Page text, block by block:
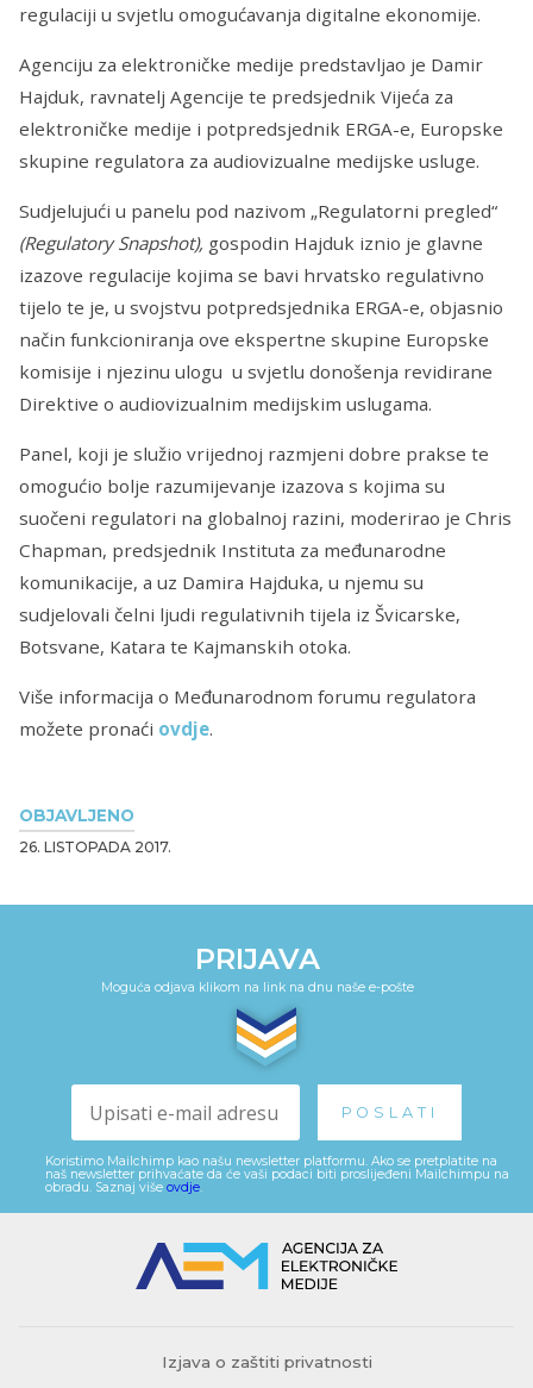
OBJAVLJENO
26. LISTOPADA 2017.
regulaciji u svjetlu omogućavanja digitalne ekonomije.
Agenciju za elektroničke medije predstavljao je Damir
Hajduk, ravnatelj Agencije te predsjednik Vijeća za
elektroničke medije i potpredsjednik ERGA-e, Europske
skupine regulatora za audiovizualne medijske usluge.
Sudjelujući u panelu pod nazivom „Regulatorni pregled“
(Regulatory Snapshot), gospodin Hajduk iznio je glavne
izazove regulacije kojima se bavi hrvatsko regulativno
tijelo te je, u svojstvu potpredsjednika ERGA-e, objasnio
način funkcioniranja ove ekspertne skupine Europske
komisije i njezinu ulogu u svjetlu donošenja revidirane
Direktive o audiovizualnim medijskim uslugama.
Panel, koji je služio vrijednoj razmjeni dobre prakse te
omogućio bolje razumijevanje izazova s kojima su
suočeni regulatori na globalnoj razini, moderirao je Chris
Chapman, predsjednik Instituta za međunarodne
komunikacije, a uz Damira Hajduka, u njemu su
sudjelovali čelni ljudi regulativnih tijela iz Švicarske,
Botsvane, Katara te Kajmanskih otoka.
Više informacija o Međunarodnom forumu regulatora
možete pronaći ovdje.
PRIJAVA
Moguća odjava klikom na link na dnu naše e-pošte
Koristimo Mailchimp kao našu newsletter platformu. Ako se pretplatite na
naš newsletter prihvaćate da će vaši podaci biti proslijeđeni Mailchimpu na
obradu. Saznaj više ovdje.
Izjava o zaštiti privatnosti